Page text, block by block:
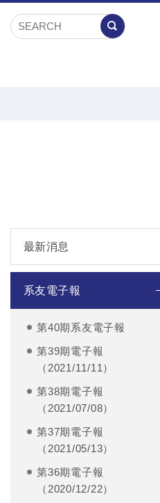
最新消息
系友電子報
第40期系友電子報
第39期電子報
（2021/11/11）
第38期電子報
（2021/07/08）
第37期電子報
（2021/05/13）
第36期電子報
（2020/12/22）